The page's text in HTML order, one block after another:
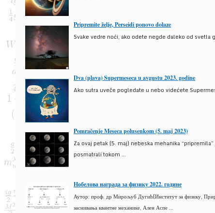
Pripremite želje, Perseidi ponovo dolaze
Svake vedre noći, ako odete negde daleko od
Dva (plava) Supermeseca u avgustu 2023. godine
Ako sutra uveče pogledate u nebo videćete
Pomračenje Meseca polusenkom (5. maj 2023)
Za ovaj petak (5. maj) nebeska mehanika
posmatrali tokom ...
Нобелова награда за физику 2022. године
Аутор: проф. др Мирољуб Дугић(Институт за физику,
заснивања квантне механике, Ален Аспе ...